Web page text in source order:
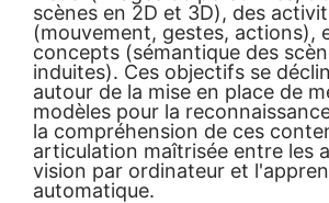
scènes en 2D et 3D), des
(mouvement, gestes, actions),
concepts (sémantique des
induites). Ces objectifs se
autour de la mise en place de
modèles pour la
la compréhension de ces
articulation maîtrisée entre les
vision par ordinateur et
automatique.